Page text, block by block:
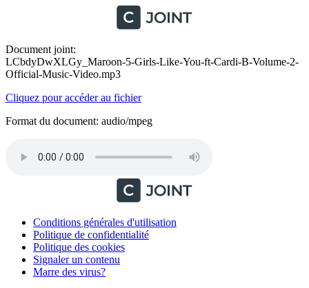
Document joint:
LCbdyDwXLGy_Maroon-5-Girls-Like-You-ft-Cardi-B-Volume-2-
Official-Music-Video.mp3
Cliquez pour accéder au fichier
Format du document: audio/mpeg
Conditions générales d'utilisation
Politique de confidentialité
Politique des cookies
Signaler un contenu
Marre des virus?